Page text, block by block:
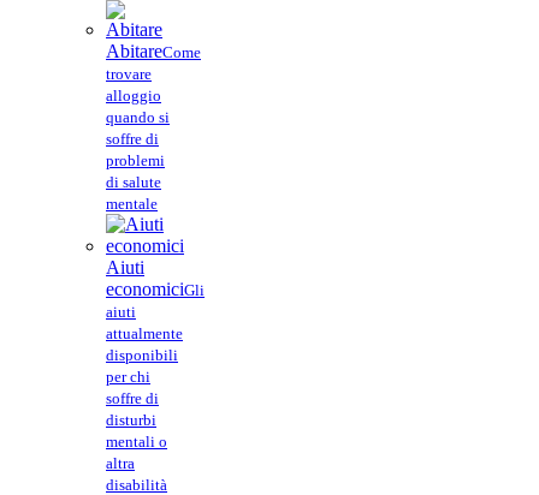
AbitareCome
trovare
alloggio
quando si
soffre di
problemi
di salute
mentale
Aiuti
economiciGli
aiuti
attualmente
disponibili
per chi
soffre di
disturbi
mentali o
altra
disabilità